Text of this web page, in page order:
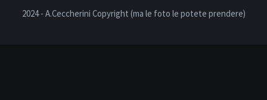
2024 - A.Ceccherini Copyright (ma le foto le potete prendere)